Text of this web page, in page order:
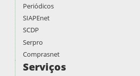
Periódicos
SIAPEnet
SCDP
Serpro
Comprasnet
Serviços